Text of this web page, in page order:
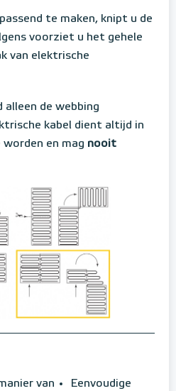
te maken, knipt u de
voorziet u het gehele
van elektrische
de webbing
kabel dient altijd in
en mag nooit
van
Eenvoudige